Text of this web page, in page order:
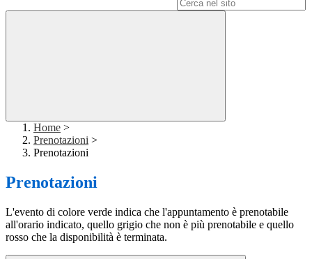
Home >
Prenotazioni >
Prenotazioni
Prenotazioni
L'evento di colore verde indica che l'appuntamento è prenotabile
all'orario indicato, quello grigio che non è più prenotabile e quello
rosso che la disponibilità è terminata.